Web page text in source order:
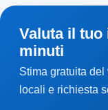
Valuta il
minuti
Stima gratuita
locali e richiesta